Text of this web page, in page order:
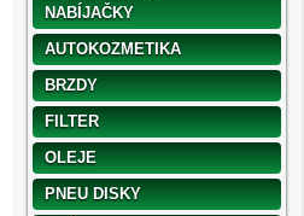
NABÍJAČKY
AUTOKOZMETIKA
BRZDY
FILTER
OLEJE
PNEU DISKY